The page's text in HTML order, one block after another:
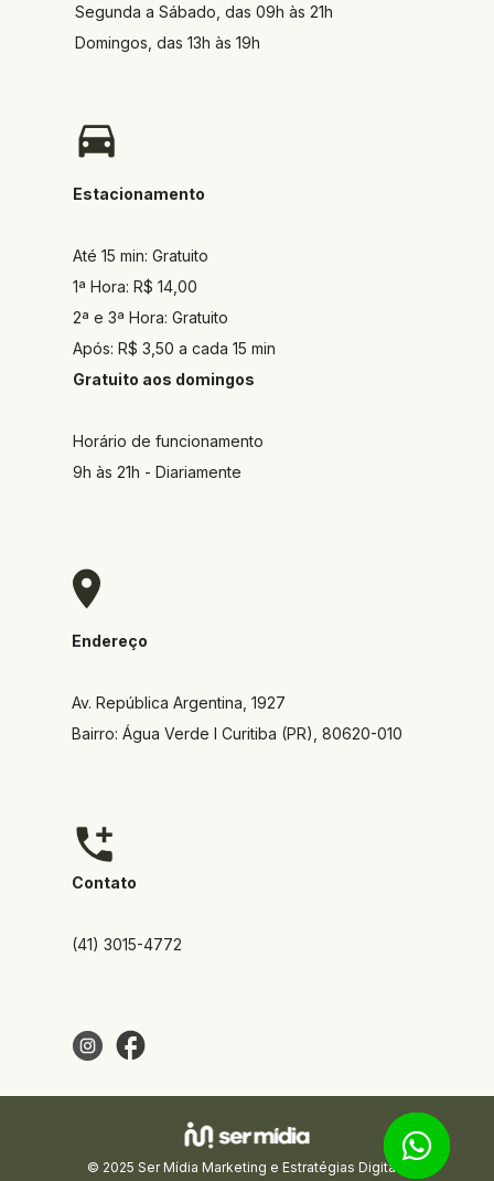
Contato
(41) 3015-4772
Segunda a Sábado, das 09h às 21h
Domingos, das 13h às 19h
Estacionamento
Até 15 min: Gratuito
1ª Hora: R$ 14,00
2ª e 3ª Hora: Gratuito
Após: R$ 3,50 a cada 15 min
Gratuito aos domingos
Horário de funcionamento
9h às 21h - Diariamente
Endereço
Av. República Argentina, 1927
Bairro: Água Verde I Curitiba (PR), 80620-010
© 2025 Ser Mídia Marketing e Estratégias Digitais